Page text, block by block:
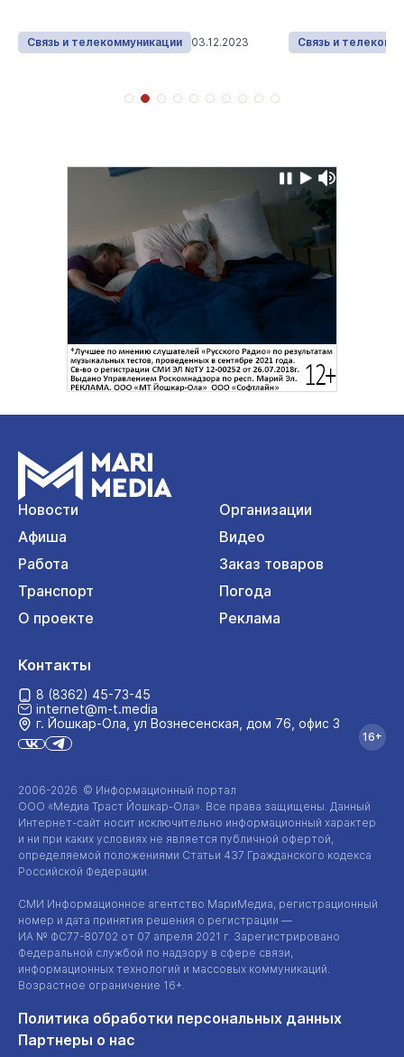
Связь и телекоммуникации 03.12.2023 Связь и
Новости
Организации
Афиша
Видео
Работа
Заказ товаров
Транспорт
Погода
О проекте
Реклама
2006-2026 © Информационный портал
ООО «Медиа Траст Йошкар-Ола». Все права защищены. Данный
Интернет-сайт носит исключительно информационный характер
и ни при каких условиях не является публичной офертой,
определяемой положениями Статьи 437 Гражданского кодекса
Российской Федерации.
СМИ Информационное агентство МариМедиа, регистрационный
номер и дата принятия решения о регистрации —
ИА № ФС77-80702 от 07 апреля 2021 г. Зарегистрировано
Федеральной службой по надзору в сфере связи,
информационных технологий и массовых коммуникаций.
Возрастное ограничение 16+.
Политика обработки персональных данных
Партнеры о нас
Контакты
8 (8362) 45-73-45
internet@m-t.media
г. Йошкар‑Ола, ул Вознесенская, дом 76, офис 3
16+